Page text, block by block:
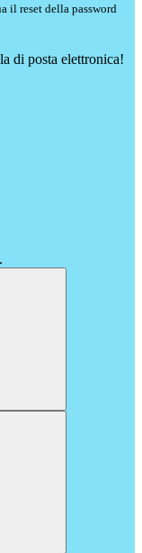
il reset della password
di posta elettronica!